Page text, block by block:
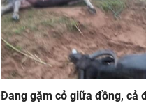
Đang gặm cỏ giữa đồng, cả